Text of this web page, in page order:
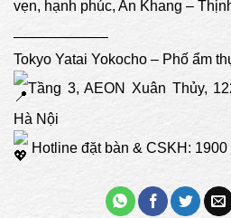
vẹn, hạnh phúc, An Khang –
——————–
Tokyo Yatai Yokocho – Phố ẩm
Tầng 3, AEON Xuân Thủy,
Hà Nội
Hotline đặt bàn & CSKH: 1900